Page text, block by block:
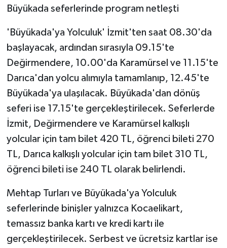
Büyükada seferlerinde program netleşti
'Büyükada'ya Yolculuk' İzmit'ten saat 08.30'da
başlayacak, ardından sırasıyla 09.15'te
Değirmendere, 10.00'da Karamürsel ve 11.15'te
Darıca'dan yolcu alımıyla tamamlanıp, 12.45'te
Büyükada'ya ulaşılacak. Büyükada'dan dönüş
seferi ise 17.15'te gerçekleştirilecek. Seferlerde
İzmit, Değirmendere ve Karamürsel kalkışlı
yolcular için tam bilet 420 TL, öğrenci bileti 270
TL, Darıca kalkışlı yolcular için tam bilet 310 TL,
öğrenci bileti ise 240 TL olarak belirlendi.
Mehtap Turları ve Büyükada'ya Yolculuk
seferlerinde binişler yalnızca Kocaelikart,
temassız banka kartı ve kredi kartı ile
gerçekleştirilecek. Serbest ve ücretsiz kartlar ise